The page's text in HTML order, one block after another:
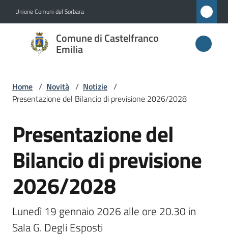
Unione Comuni del Sorbara
Comune di Castelfranco
Emilia
Comune di
Castelfranco
Novità
Servizi
Vivere
Castelfranco
Emilia
Home / Novità / Notizie /
Presentazione del Bilancio di previsione 2026/2028
Salta al contenuto
Presentazione del
Bilancio di previsione
2026/2028
Lunedì 19 gennaio 2026 alle ore 20.30 in
Sala G. Degli Esposti